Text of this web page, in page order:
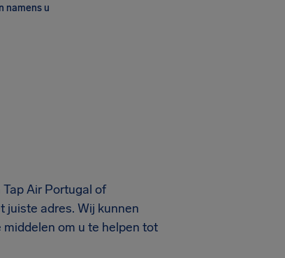
namens u
Air Portugal of
juiste adres. Wij kunnen
om u te helpen tot